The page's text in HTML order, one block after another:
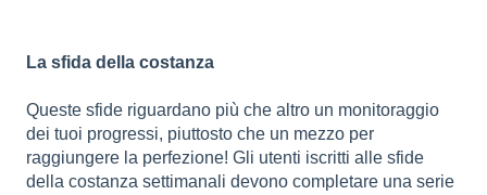
La sfida della costanza
Queste sfide riguardano più che altro un monitoraggio
dei tuoi progressi, piuttosto che un mezzo per
raggiungere la perfezione! Gli utenti iscritti alle sfide
della costanza settimanali devono completare una serie